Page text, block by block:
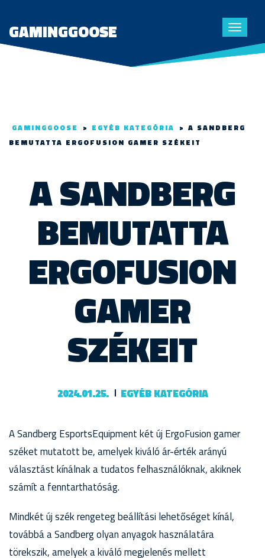
Toggle
GAMINGGOOSE
GAMINGGOOSE > EGYÉB KATEGÓRIA > A SANDBERG
BEMUTATTA ERGOFUSION GAMER SZÉKEIT
A SANDBERG
BEMUTATTA
ERGOFUSION
GAMER
SZÉKEIT
2024.01.25. EGYÉB KATEGÓRIA
A Sandberg EsportsEquipment két új ErgoFusion gamer
széket mutatott be, amelyek kiváló ár-érték arányú
választást kínálnak a tudatos felhasználóknak, akiknek
számít a fenntarthatóság.
Mindkét új szék rengeteg beállítási lehetőséget kínál,
továbbá a Sandberg olyan anyagok használatára
törekszik, amelyek a kiváló megjelenés mellett